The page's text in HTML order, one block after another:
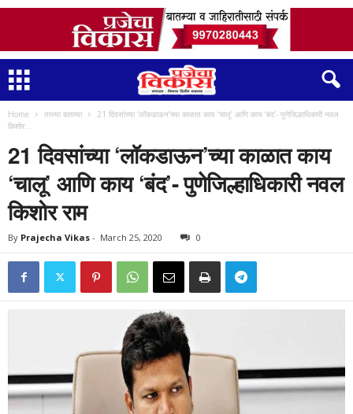
Home ताज्या बातम्या
21 दिवसांच्या ‘लॉकडाऊन’च्या काळात काय ‘चालू’ आणि काय ‘बंद’- पुणेजिल्हाधिकारी नवल
किशोर...
21 दिवसांच्या ‘लॉकडाऊन’च्या काळात काय
‘चालू’ आणि काय ‘बंद’- पुणेजिल्हाधिकारी नवल
किशोर राम
By Prajecha Vikas - March 25, 2020 0